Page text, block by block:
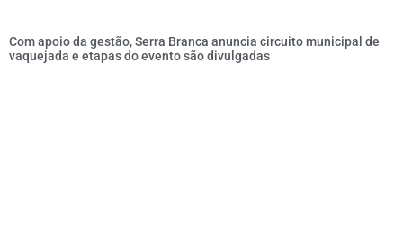
Com apoio da gestão, Serra Branca anuncia circuito municipal de
vaquejada e etapas do evento são divulgadas